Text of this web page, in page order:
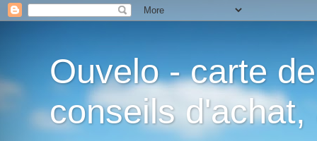
Ouvelo - carte
conseils